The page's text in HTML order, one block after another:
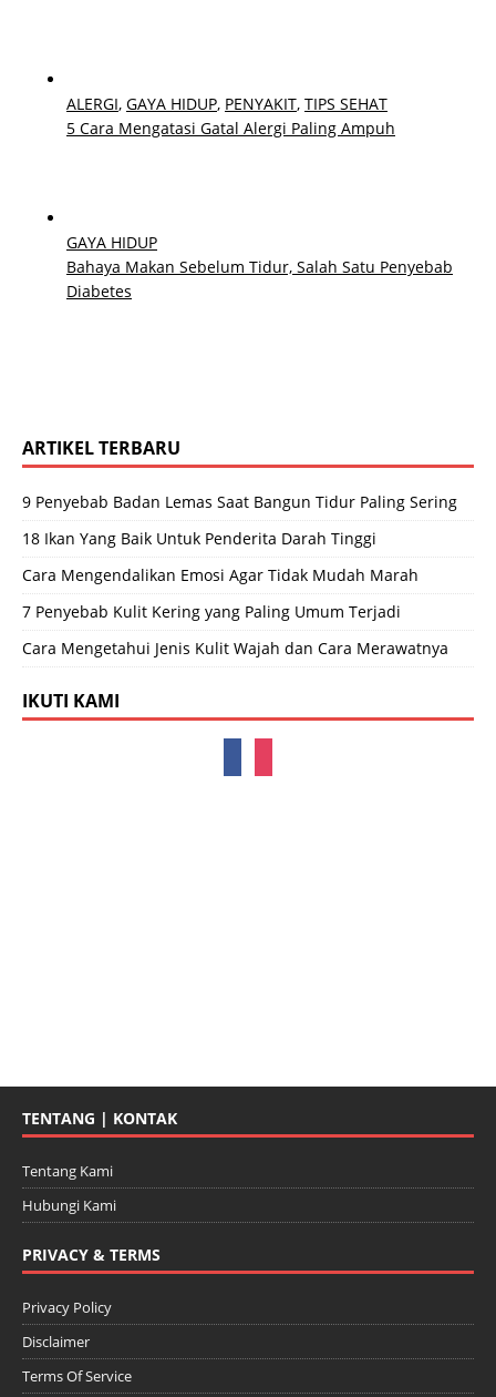
ARTIKEL TERBARU
9 Penyebab Badan Lemas Saat Bangun Tidur Paling Sering
18 Ikan Yang Baik Untuk Penderita Darah Tinggi
Cara Mengendalikan Emosi Agar Tidak Mudah Marah
7 Penyebab Kulit Kering yang Paling Umum Terjadi
Cara Mengetahui Jenis Kulit Wajah dan Cara Merawatnya
IKUTI KAMI
TENTANG | KONTAK
Tentang Kami
Hubungi Kami
PRIVACY & TERMS
Privacy Policy
Disclaimer
Terms Of Service